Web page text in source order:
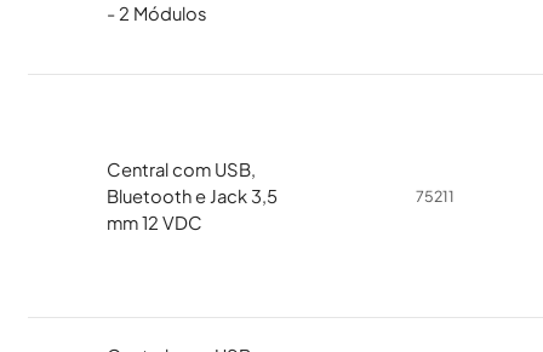
- 2 Módulos
Central com USB,
Bluetooth e Jack 3,5
mm 12 VDC
75211